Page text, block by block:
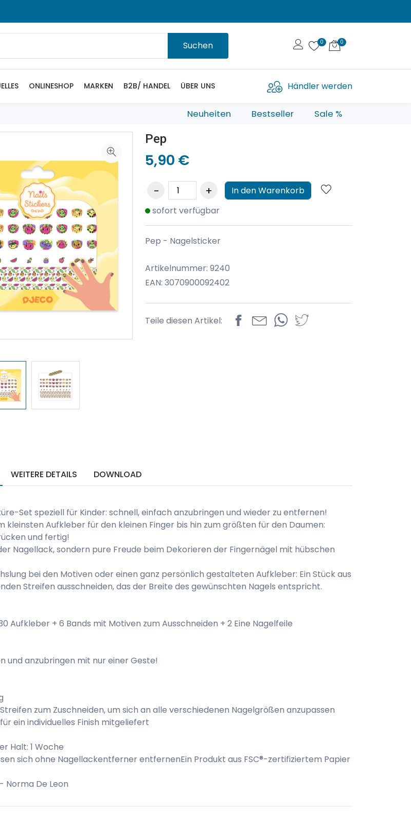
Suchen
ONLINESHOP MARKEN B2B/ HANDEL ÜBER UNS Händler werden
Neuheiten Bestseller Sale %
Pep
5,90 €
In den Warenkorb
sofort verfügbar
Pep - Nagelsticker
Artikelnummer: 9240
EAN: 3070900092402
Teile diesen Artikel:
WEITERE DETAILS DOWNLOAD
Set speziell für Kinder: schnell, einfach anzubringen und wieder zu entfernen!
kleinsten Aufkleber für den kleinen Finger bis hin zum größten für den Daumen:
und fertig!
Nagellack, sondern pure Freude beim Dekorieren der Fingernägel mit hübschen
bei den Motiven oder einen ganz persönlich gestalteten Aufkleber: Ein Stück aus
Streifen ausschneiden, das der Breite des gewünschten Nagels entspricht.
Aufkleber + 6 Bands mit Motiven zum Ausschneiden + 2 Eine Nagelfeile
und anzubringen mit nur einer Geste!
zum Zuschneiden, um sich an alle verschiedenen Nagelgrößen anzupassen
ein individuelles Finish mitgeliefert
Halt: 1 Woche
sich ohne Nagellackentferner entfernenEin Produkt aus FSC®-zertifiziertem Papier
Norma De Leon